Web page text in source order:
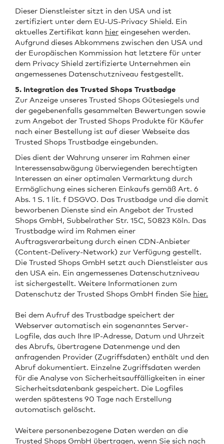
Dieser Dienstleister sitzt in den USA und ist
zertifiziert unter dem EU-US-Privacy Shield. Ein
aktuelles Zertifikat kann hier eingesehen werden.
Aufgrund dieses Abkommens zwischen den USA und
der Europäischen Kommission hat letztere für unter
dem Privacy Shield zertifizierte Unternehmen ein
angemessenes Datenschutzniveau festgestellt.
5. Integration des Trusted Shops Trustbadge
Zur Anzeige unseres Trusted Shops Gütesiegels und
der gegebenenfalls gesammelten Bewertungen sowie
zum Angebot der Trusted Shops Produkte für Käufer
nach einer Bestellung ist auf dieser Webseite das
Trusted Shops Trustbadge eingebunden.
Dies dient der Wahrung unserer im Rahmen einer
Interessensabwägung überwiegenden berechtigten
Interessen an einer optimalen Vermarktung durch
Ermöglichung eines sicheren Einkaufs gemäß Art. 6
Abs. 1 S. 1 lit. f DSGVO. Das Trustbadge und die damit
beworbenen Dienste sind ein Angebot der Trusted
Shops GmbH, Subbelrather Str. 15C, 50823 Köln. Das
Trustbadge wird im Rahmen einer
Auftragsverarbeitung durch einen CDN-Anbieter
(Content-Delivery-Network) zur Verfügung gestellt.
Die Trusted Shops GmbH setzt auch Dienstleister aus
den USA ein. Ein angemessenes Datenschutzniveau
ist sichergestellt. Weitere Informationen zum
Datenschutz der Trusted Shops GmbH finden Sie hier.
Bei dem Aufruf des Trustbadge speichert der
Webserver automatisch ein sogenanntes Server-
Logfile, das auch Ihre IP-Adresse, Datum und Uhrzeit
des Abrufs, übertragene Datenmenge und den
anfragenden Provider (Zugriffsdaten) enthält und den
Abruf dokumentiert. Einzelne Zugriffsdaten werden
für die Analyse von Sicherheitsauffälligkeiten in einer
Sicherheitsdatenbank gespeichert. Die Logfiles
werden spätestens 90 Tage nach Erstellung
automatisch gelöscht.
Weitere personenbezogene Daten werden an die
Trusted Shops GmbH übertragen, wenn Sie sich nach